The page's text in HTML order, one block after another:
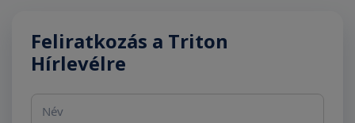
Feliratkozás a Triton
Hírlevélre
Név
E-mail cím